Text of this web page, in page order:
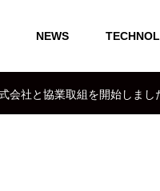
NEWS
会社と協業取組を開始しまし